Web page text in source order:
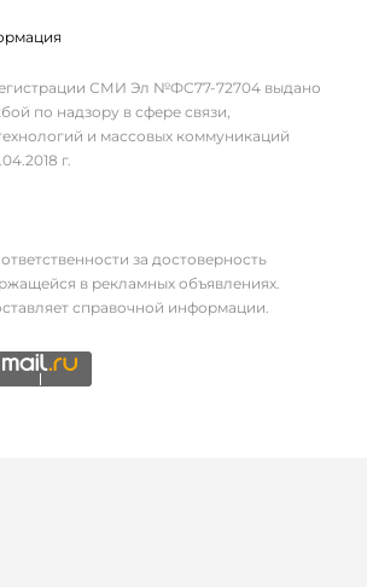
СМИ Эл №ФС77-72704 выдано
по надзору в сфере связи,
и массовых коммуникаций
г.
за достоверность
в рекламных объявлениях.
справочной информации.